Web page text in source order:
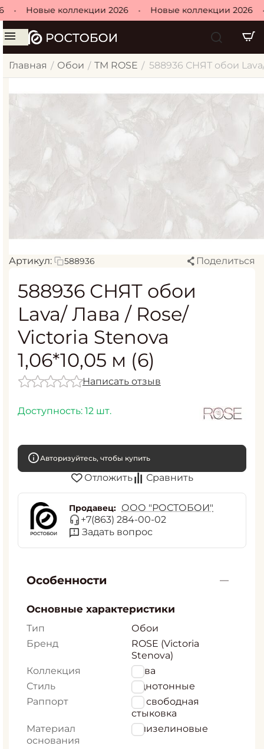
Новые коллекции 2026 Новые коллекции 2026
Главная / Обои / ТМ ROSE / 588936 СНЯТ обои
Артикул: 588936 Поделиться
588936 СНЯТ обои
Lava/ Лава / Rose/
Victoria Stenova
1,06*10,05 м (6)
Написать отзыв
Доступность: 12 шт.
Авторизуйтесь, чтобы купить
Отложить Сравнить
Продавец: ООО "РОСТОБОИ"
+7(863) 284-00-02
Задать вопрос
Особенности
Основные характеристики
Тип
Обои
Бренд
ROSE (Victoria
Stenova)
Коллекция
Лава
Стиль
Однотонные
Раппорт
64 свободная
стыковка
Материал
основания
Флизелиновые